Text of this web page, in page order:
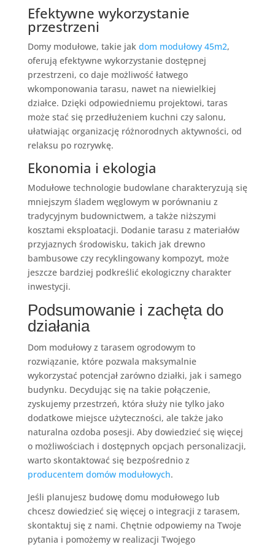
Efektywne wykorzystanie
przestrzeni
Domy modułowe, takie jak dom modułowy 45m2,
oferują efektywne wykorzystanie dostępnej
przestrzeni, co daje możliwość łatwego
wkomponowania tarasu, nawet na niewielkiej
działce. Dzięki odpowiedniemu projektowi, taras
może stać się przedłużeniem kuchni czy salonu,
ułatwiając organizację różnorodnych aktywności, od
relaksu po rozrywkę.
Ekonomia i ekologia
Modułowe technologie budowlane charakteryzują się
mniejszym śladem węglowym w porównaniu z
tradycyjnym budownictwem, a także niższymi
kosztami eksploatacji. Dodanie tarasu z materiałów
przyjaznych środowisku, takich jak drewno
bambusowe czy recyklingowany kompozyt, może
jeszcze bardziej podkreślić ekologiczny charakter
inwestycji.
Podsumowanie i zachęta do
działania
Dom modułowy z tarasem ogrodowym to
rozwiązanie, które pozwala maksymalnie
wykorzystać potencjał zarówno działki, jak i samego
budynku. Decydując się na takie połączenie,
zyskujemy przestrzeń, która służy nie tylko jako
dodatkowe miejsce użyteczności, ale także jako
naturalna ozdoba posesji. Aby dowiedzieć się więcej
o możliwościach i dostępnych opcjach personalizacji,
warto skontaktować się bezpośrednio z
producentem domów modułowych.
Jeśli planujesz budowę domu modułowego lub
chcesz dowiedzieć się więcej o integracji z tarasem,
skontaktuj się z nami. Chętnie odpowiemy na Twoje
pytania i pomożemy w realizacji Twojego